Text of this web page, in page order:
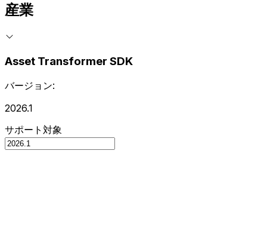
産業
Asset Transformer SDK
バージョン:
2026.1
サポート対象